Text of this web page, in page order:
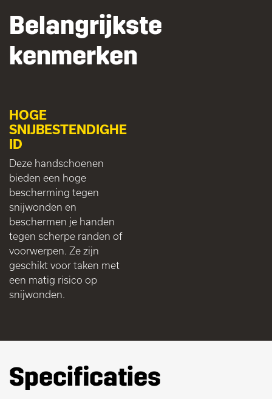
Belangrijkste
kenmerken
HOGE
SNIJBESTENDIGHE
ID
Deze handschoenen
bieden een hoge
bescherming tegen
snijwonden en
beschermen je handen
tegen scherpe randen of
voorwerpen. Ze zijn
geschikt voor taken met
een matig risico op
snijwonden.
Specificaties